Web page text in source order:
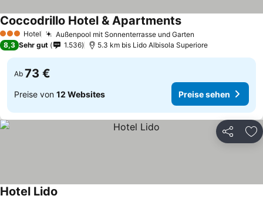
3 SterneHotel Außenpool mit Sonnenterrasse und Garten
Coccodrillo Hotel & Apartments
8,3 Sehr gut 1.536 5.3 km bis Lido Albisola Superiore
Ab 73 €
Preise von 12 Websites Preise sehen
Teilen
Hotel Lido